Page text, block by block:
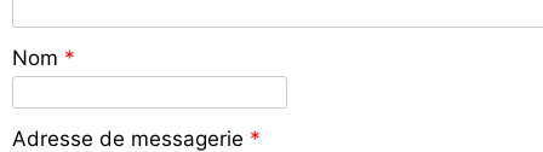
Nom *
Adresse de messagerie *